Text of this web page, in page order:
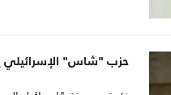
حزب "شاس" الإسرائيلي